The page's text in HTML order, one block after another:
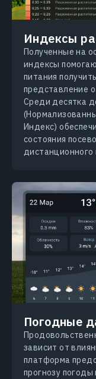
Индексы
Полученные на
индексы
питания
представление
Среди десятка
Индекс)
состояния
Погодные
зависит от
платформа
прогнозу